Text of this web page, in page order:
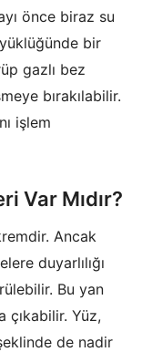
önce biraz su
bir
gazlı bez
bırakılabilir.
işlem
Var Mıdır?
Ancak
duyarlılığı
Bu yan
Yüz,
de nadir